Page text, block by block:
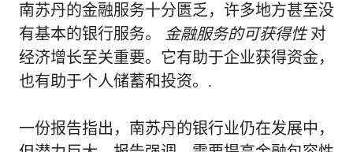
南苏丹的金融服务十分匮乏，许多地方甚至没
有基本的银行服务。
金融服务的可获得性对
经济增长至关重要。它有助于企业获得资金，
也有助于个人储蓄和投资。.
一份报告指出，南苏丹的银行业仍在发展中，